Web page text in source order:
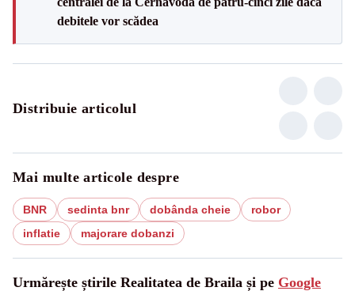
debitele vor scădea
Distribuie articolul
Mai multe articole despre
BNR sedinta bnr dobânda cheie
robor
inflatie
majorare dobanzi
Urmărește știrile Realitatea de Braila și pe Google